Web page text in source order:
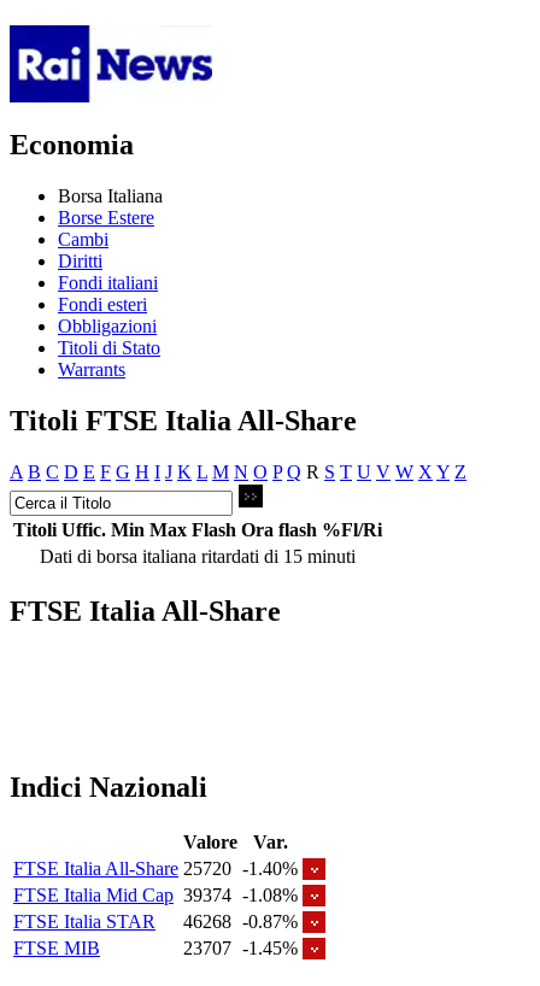
Economia
Borsa Italiana
Borse Estere
Cambi
Diritti
Fondi italiani
Fondi esteri
Obbligazioni
Titoli di Stato
Warrants
Titoli FTSE Italia All-Share
A B C D E F G H I J K L M N O P Q R S T U V W X Y Z
Titoli Uffic. Min Max Flash Ora flash %Fl/Ri
Dati di borsa italiana ritardati di 15 minuti
FTSE Italia All-Share
Indici Nazionali
Valore
Var.
FTSE Italia All-Share 25720 -1.40%
FTSE Italia Mid Cap 39374 -1.08%
FTSE Italia STAR
46268 -0.87%
FTSE MIB
23707 -1.45%